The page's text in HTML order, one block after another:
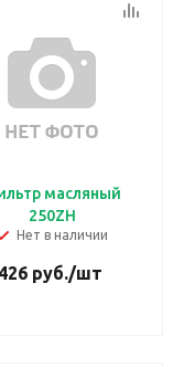
масляный
250ZH
Нет в наличии
426руб./шт